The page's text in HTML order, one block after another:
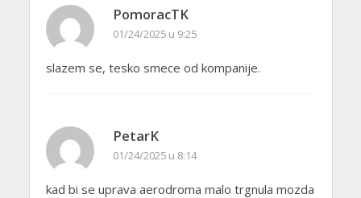
PomoracTK
01/24/2025 u 9:25
slazem se, tesko smece od kompanije.
PetarK
01/24/2025 u 8:14
kad bi se uprava aerodroma malo trgnula mozda